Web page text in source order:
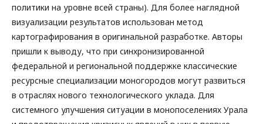
политики на уровне всей страны). Для более наглядной
визуализации результатов использован метод
картографирования в оригинальной разработке. Авторы
пришли к выводу, что при синхронизированной
федеральной и региональной поддержке классические
ресурсные специализации моногородов могут развиться
в отраслях нового технологического уклада. Для
системного улучшения ситуации в монопоселениях Урала